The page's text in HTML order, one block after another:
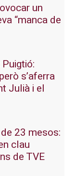
un
“manca de
s’aferra
Julià i el
23 mesos:
clau
de TVE